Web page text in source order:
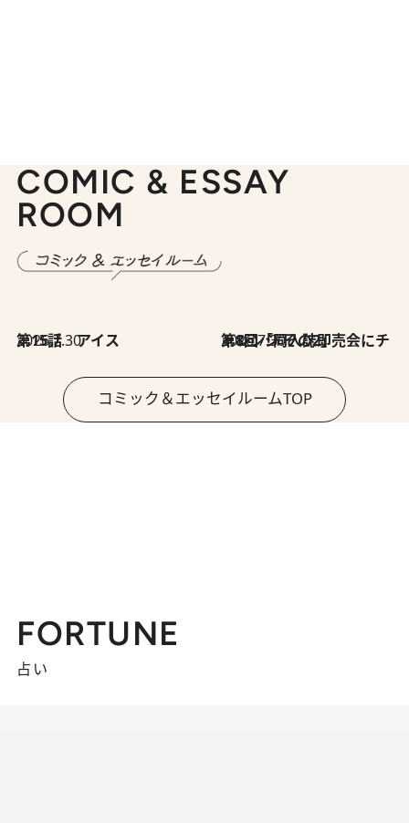
COMIC & ESSAY
ROOM
2026.7.30
第15話 アイス 2026.7.30
第8回「同人誌即売会にチャレンジ その2」
コミック＆エッセイルームTOP
FORTUNE
占い